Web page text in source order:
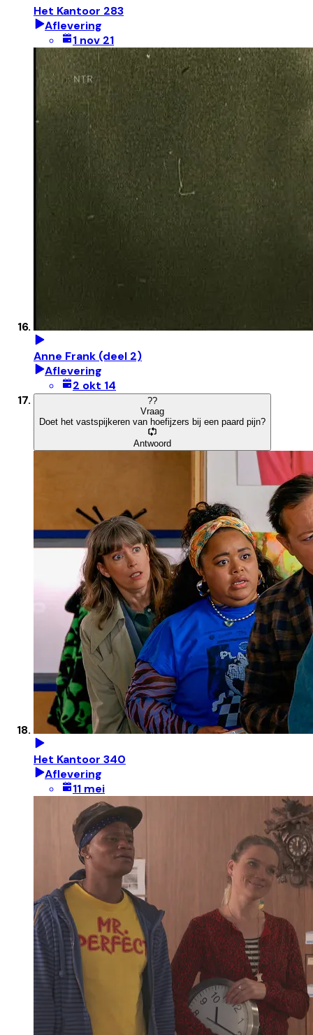
Het Kantoor 283
Aflevering
1 nov 21
Anne Frank (deel 2)
Aflevering
2 okt 14
??
Vraag
Doet het vastspijkeren van hoefijzers bij een paard pijn?
Antwoord
Het Kantoor 340
Aflevering
11 mei